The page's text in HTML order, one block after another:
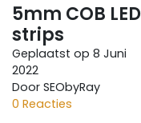
5mm COB LED
strips
Geplaatst op 8 Juni
2022
Door SEObyRay
0 Reacties